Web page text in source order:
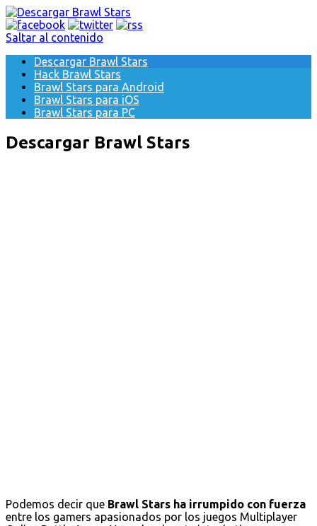
Saltar al contenido
Descargar Brawl Stars
Hack Brawl Stars
Brawl Stars para Android
Brawl Stars para iOS
Brawl Stars para PC
Descargar Brawl Stars
Podemos decir que Brawl Stars ha irrumpido con fuerza
entre los gamers apasionados por los juegos Multiplayer